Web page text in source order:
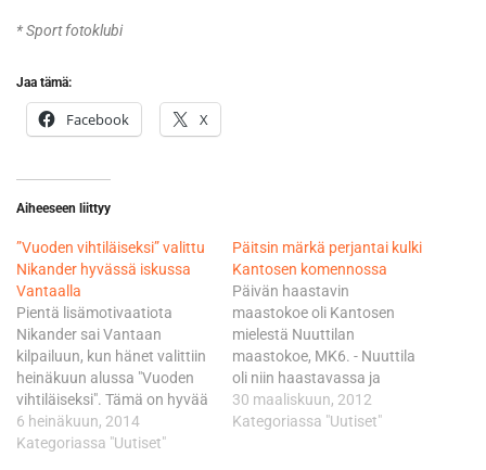
* Sport fotoklubi
Jaa tämä:
Facebook X
Aiheeseen liittyy
”Vuoden vihtiläiseksi” valittu
Nikander hyvässä iskussa
Vantaalla
Pientä lisämotivaatiota
Nikander sai Vantaan
kilpailuun, kun hänet valittiin
heinäkuun alussa "Vuoden
vihtiläiseksi". Tämä on hyvää
mainosta moottoriurheilulle.
Nikanderin osalta kilpailun
6 heinäkuun, 2014
Kategoriassa "Uutiset"
Päitsin märkä perjantai kulki
Kantosen komennossa
Päivän haastavin
maastokoe oli Kantosen
mielestä Nuuttilan
maastokoe, MK6. - Nuuttila
oli niin haastavassa ja
pyörän kannalta
vaarallisessa kunnossa, että
30 maaliskuun, 2012
Kategoriassa "Uutiset"